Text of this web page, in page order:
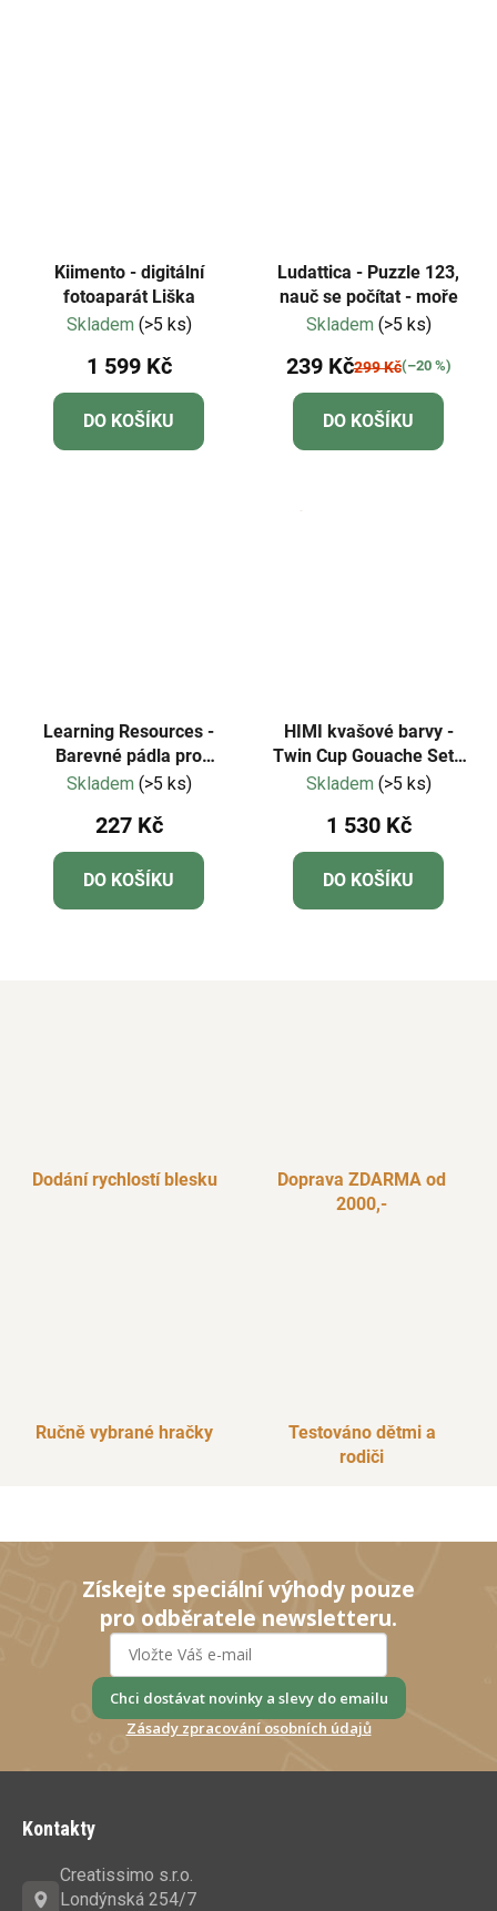
Kiimento - digitální
fotoaparát Liška
Skladem (>5 ks)
1 599 Kč
DO KOŠÍKU
Ludattica - Puzzle 123,
nauč se počítat - moře
Skladem (>5 ks)
239 Kč299 Kč(–20 %)
DO KOŠÍKU
Learning Resources -
Barevné pádla pro
základní vědy 18 ks
Skladem (>5 ks)
227 Kč
DO KOŠÍKU
HIMI kvašové barvy -
Twin Cup Gouache Set -
112 Colours - Black
Skladem (>5 ks)
1 530 Kč
DO KOŠÍKU
Dodání rychlostí blesku
Doprava ZDARMA od
2000,-
Ručně vybrané hračky
Testováno dětmi a
rodiči
Získejte speciální výhody pouze
pro odběratele newsletteru.
Chci dostávat novinky a slevy do emailu
Zásady zpracování osobních údajů
Kontakty
Creatissimo s.r.o.
Londýnská 254/7